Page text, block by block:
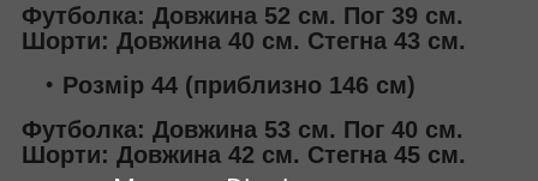
Футболка: Довжина 52 см. Пог 39 см.
Шорти: Довжина 40 см. Стегна 43 см.
Розмір 44 (приблизно 146 см)
Футболка: Довжина 53 см. Пог 40 см.
Шорти: Довжина 42 см. Стегна 45 см.